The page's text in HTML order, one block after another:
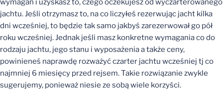
wymagań i uzyskasz to, czego oczekujesz od wyczarterowanego
jachtu. Jeśli otrzymasz to, na co liczyłeś rezerwując jacht kilka
dni wcześniej, to będzie tak samo jakbyś zarezerwował go pół
roku wcześniej. Jednak jeśli masz konkretne wymagania co do
rodzaju jachtu, jego stanu i wyposażenia a także ceny,
powinieneś naprawdę rozważyć czarter jachtu wcześniej tj co
najmniej 6 miesięcy przed rejsem. Takie rozwiązanie zwykle
sugerujemy, ponieważ niesie ze sobą wiele korzyści.